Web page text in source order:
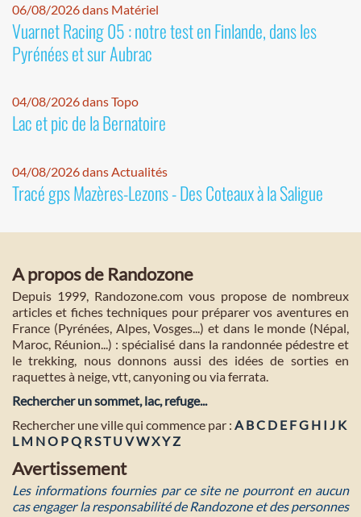
06/08/2026 dans Matériel
Vuarnet Racing 05 : notre test en Finlande, dans les
Pyrénées et sur Aubrac
04/08/2026 dans Topo
Lac et pic de la Bernatoire
04/08/2026 dans Actualités
Tracé gps Mazères-Lezons - Des Coteaux à la Saligue
A propos de Randozone
Depuis 1999, Randozone.com vous propose de nombreux
articles et fiches techniques pour préparer vos aventures en
France (Pyrénées, Alpes, Vosges...) et dans le monde (Népal,
Maroc, Réunion...) : spécialisé dans la randonnée pédestre et
le trekking, nous donnons aussi des idées de sorties en
raquettes à neige, vtt, canyoning ou via ferrata.
Rechercher un sommet, lac, refuge...
Rechercher une ville qui commence par : A BC D E FG H I J K
L M NO PQ R ST U VWXY Z
Avertissement
Les informations fournies par ce site ne pourront en aucun
cas engager la responsabilité de Randozone et des personnes